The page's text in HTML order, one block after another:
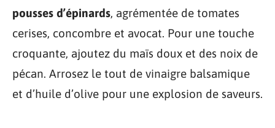
pousses d’épinards, agrémentée de tomates
cerises, concombre et avocat. Pour une touche
croquante, ajoutez du maïs doux et des noix de
pécan. Arrosez le tout de vinaigre balsamique
et d’huile d’olive pour une explosion de saveurs.